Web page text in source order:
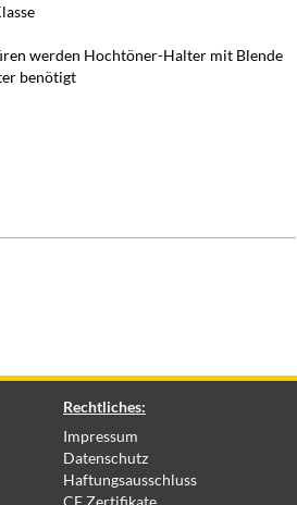
werden Hochtöner-Halter mit Blende
benötigt
Rechtliches:
Impressum
Datenschutz
Haftungsausschluss
CE Zertifikate